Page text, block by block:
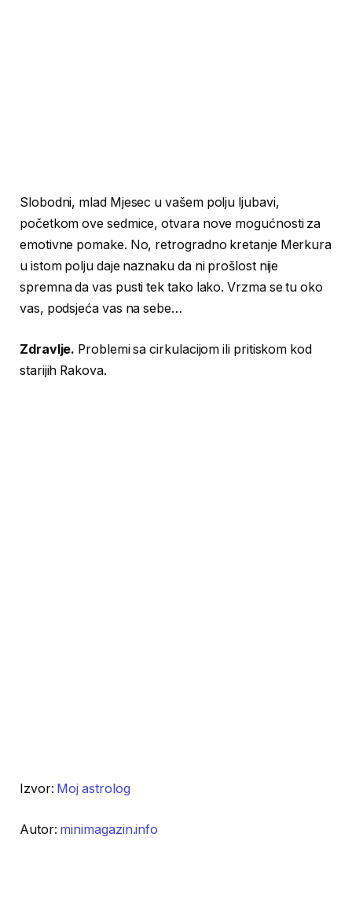
Slobodni, mlad Mjesec u vašem polju ljubavi,
početkom ove sedmice, otvara nove mogućnosti za
emotivne pomake. No, retrogradno kretanje Merkura
u istom polju daje naznaku da ni prošlost nije
spremna da vas pusti tek tako lako. Vrzma se tu oko
vas, podsjeća vas na sebe…
Zdravlje. Problemi sa cirkulacijom ili pritiskom kod
starijih Rakova.
Izvor: Moj astrolog
Autor: minimagazin.info